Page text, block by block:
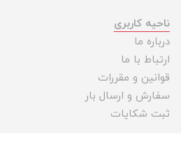
ناحیه کاربری
درباره ما
ارتباط با ما
قوانین و مقررات
سفارش و ارسال بار
ثبت شکایات